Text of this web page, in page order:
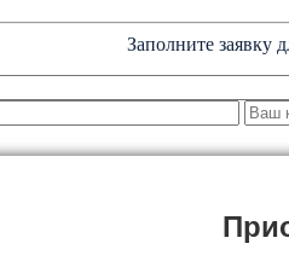
Заполните заявку